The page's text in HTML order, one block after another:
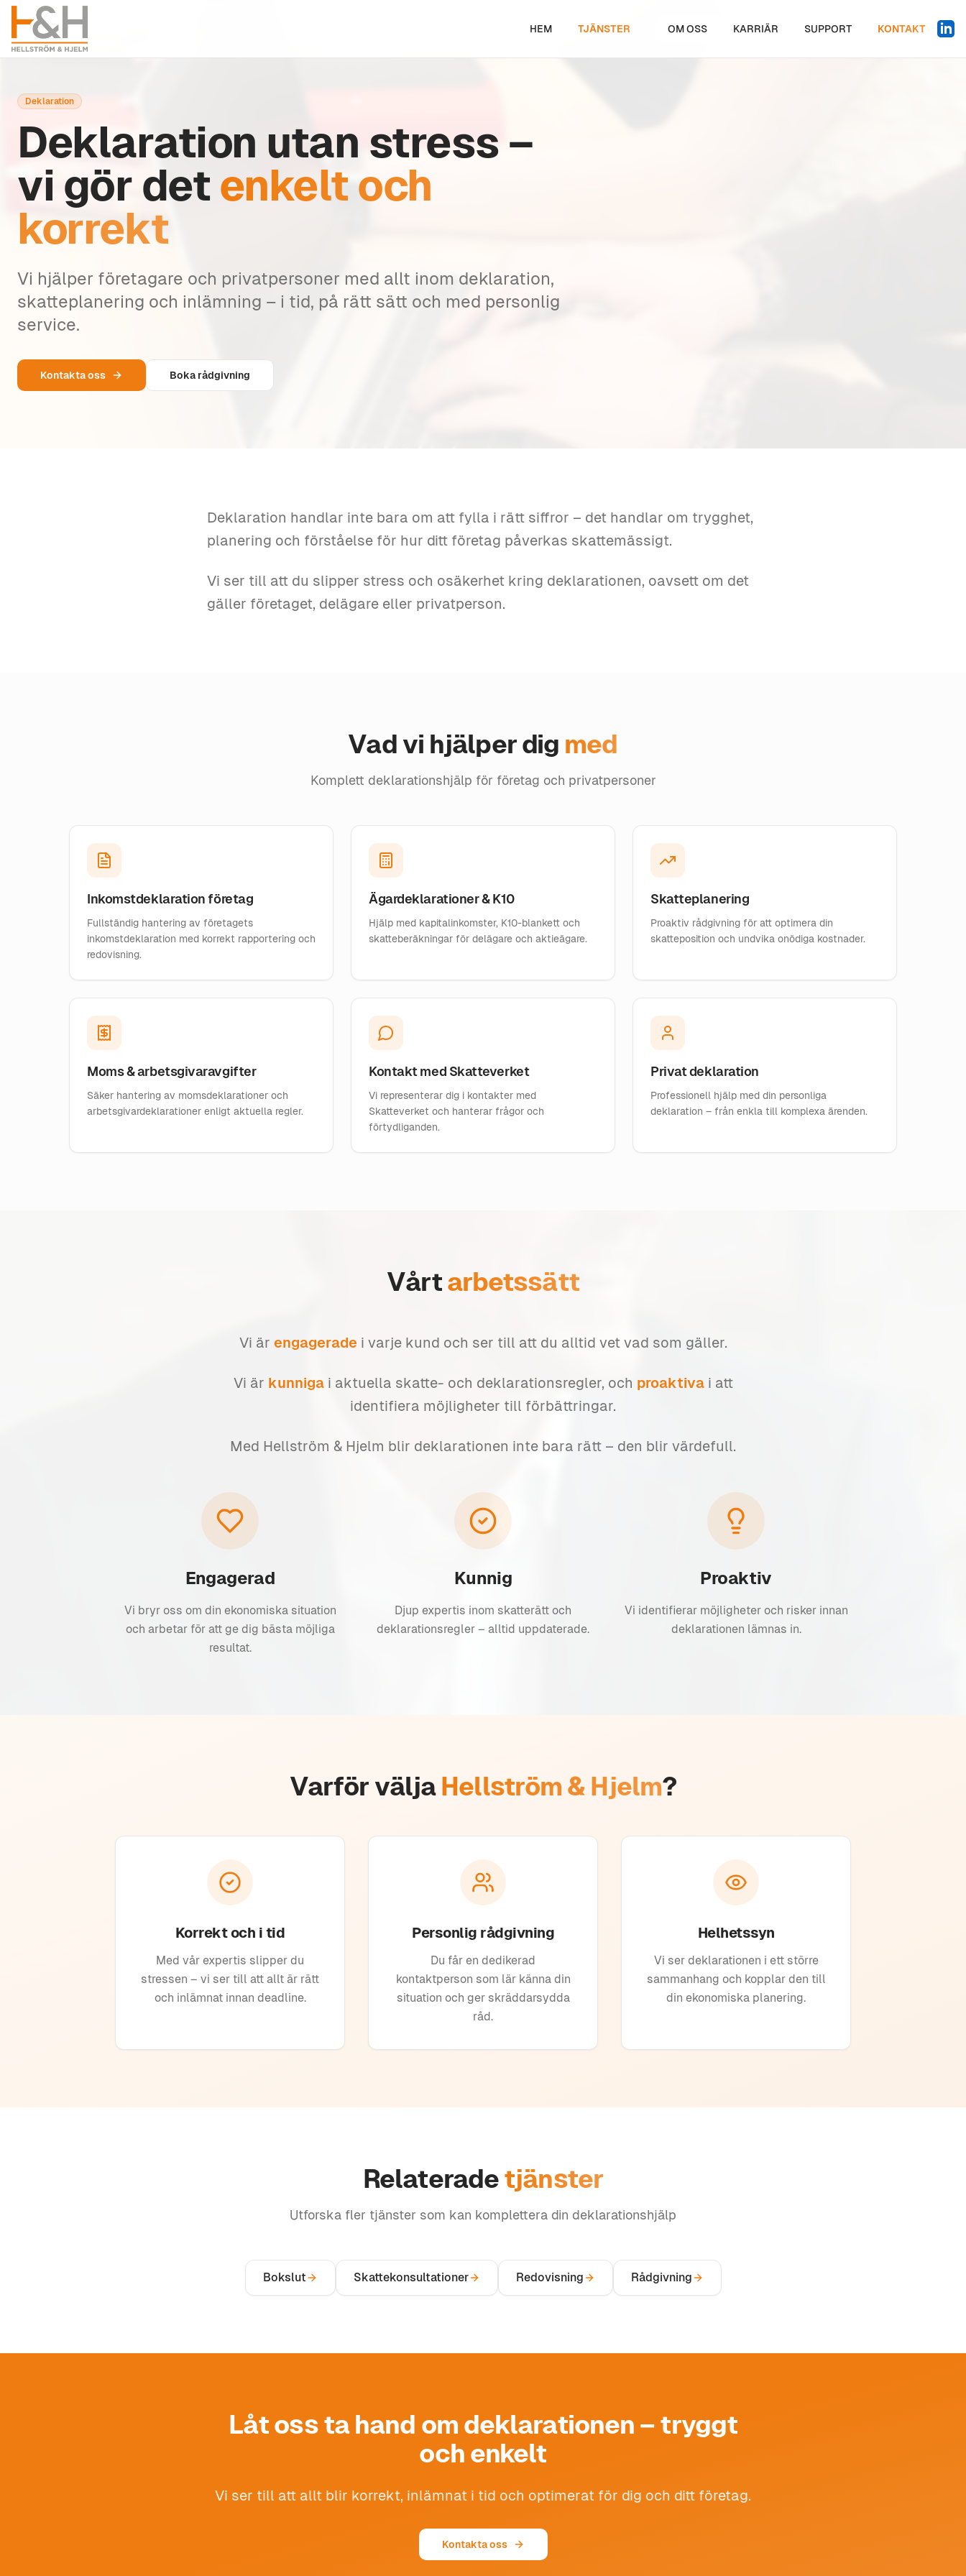
HEM TJÄNSTER OM OSS KARRIÄR SUPPORT KONTAKT
Deklaration
Deklaration utan stress –
vi gör det enkelt och
korrekt
Vi hjälper företagare och privatpersoner med allt inom deklaration,
skatteplanering och inlämning – i tid, på rätt sätt och med personlig
service.
Kontakta oss Boka rådgivning
Deklaration handlar inte bara om att fylla i rätt siffror – det handlar om trygghet,
planering och förståelse för hur ditt företag påverkas skattemässigt.
Vi ser till att du slipper stress och osäkerhet kring deklarationen, oavsett om det
gäller företaget, delägare eller privatperson.
Vad vi hjälper dig med
Komplett deklarationshjälp för företag och privatpersoner
Inkomstdeklaration företag
Fullständig hantering av företagets
inkomstdeklaration med korrekt rapportering och
redovisning.
Ägardeklarationer & K10
Hjälp med kapitalinkomster, K10-blankett och
skatteberäkningar för delägare och aktieägare.
Skatteplanering
Proaktiv rådgivning för att optimera din
skatteposition och undvika onödiga kostnader.
Moms & arbetsgivaravgifter
Säker hantering av momsdeklarationer och
arbetsgivardeklarationer enligt aktuella regler.
Kontakt med Skatteverket
Vi representerar dig i kontakter med
Skatteverket och hanterar frågor och
förtydliganden.
Privat deklaration
Professionell hjälp med din personliga
deklaration – från enkla till komplexa ärenden.
Vårtarbetssätt
Vi är engagerade i varje kund och ser till att du alltid vet vad som gäller.
Vi är kunnigai aktuella skatte- och deklarationsregler, och proaktivai att
identifiera möjligheter till förbättringar.
Med Hellström & Hjelm blir deklarationen inte bara rätt – den blir värdefull.
Engagerad
Vi bryr oss om din ekonomiska situation
och arbetar för att ge dig bästa möjliga
resultat.
Kunnig
Djup expertis inom skatterätt och
deklarationsregler – alltid uppdaterade.
Proaktiv
Vi identifierar möjligheter och risker innan
deklarationen lämnas in.
Varför väljaHellström & Hjelm?
Korrekt och i tid
Med vår expertis slipper du
stressen – vi ser till att allt är rätt
och inlämnat innan deadline.
Personlig rådgivning
Du får en dedikerad
kontaktperson som lär känna din
situation och ger skräddarsydda
råd.
Helhetssyn
Vi ser deklarationen i ett större
sammanhang och kopplar den till
din ekonomiska planering.
Relateradetjänster
Utforska fler tjänster som kan komplettera din deklarationshjälp
Bokslut Skattekonsultationer Redovisning Rådgivning
Låt oss ta hand om deklarationen – tryggt
och enkelt
Vi ser till att allt blir korrekt, inlämnat i tid och optimerat för dig och ditt företag.
Kontakta oss